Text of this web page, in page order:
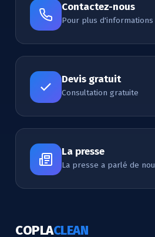
Contactez-nous
Pour plus d'informations
Devis gratuit
Consultation gratuite
La presse
La presse a parlé de
COPLACLEAN